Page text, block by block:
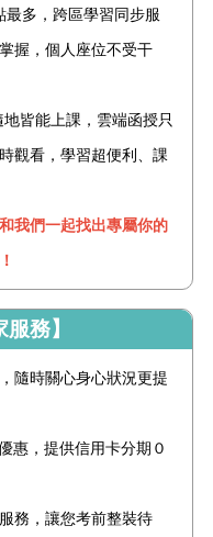
多，跨區學習同步服
握，個人座位不受干
皆能上課，雲端函授只
觀看，學習超便利、課
我們一起找出專屬你的
務】
隨時關心身心狀況更提
惠，提供信用卡分期０
務 ，讓您考前整裝待